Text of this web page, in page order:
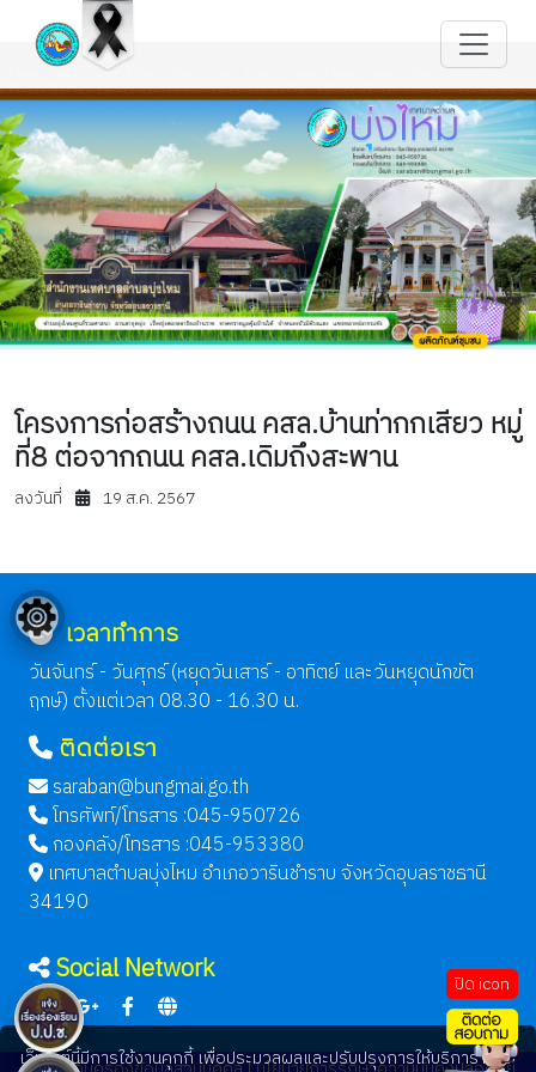
ปิด icon
โครงการก่อสร้างถนน คสล.บ้านท่ากกเสียว หมู่
ที่8 ต่อจากถนน คสล.เดิมถึงสะพาน
ลงวันที่ 19 ส.ค. 2567
เวลาทำการ
วันจันทร์ - วันศุกร์ (หยุดวันเสาร์ - อาทิตย์ และวันหยุดนักขัต
ฤกษ์) ตั้งแต่เวลา 08.30 - 16.30 น.
ติดต่อเรา
saraban@bungmai.go.th
โทรศัพท์/โทรสาร :045-950726
กองคลัง/โทรสาร :045-953380
เทศบาลตำบลบุ่งไหม อำเภอวารินชำราบ จังหวัดอุบลราชธานี
34190
Social Network
เว็บไซต์นี้มีการใช้งานคุกกี้ เพื่อประมวลผลและปรับปรุงการให้บริการ ท่าน